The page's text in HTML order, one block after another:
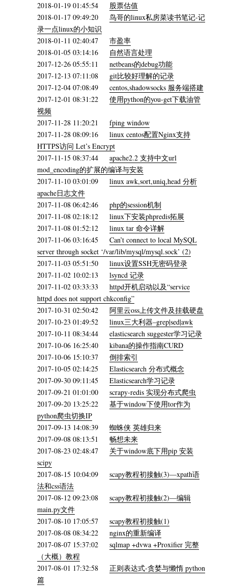
2018-01-19 01:45:54 股票估值
2018-01-17 09:49:20 鸟哥的linux私房菜读书笔记-记
录一点linux的小知识
2018-01-11 02:40:47 市盈率
2018-01-05 03:14:16
自然语言处理
2017-12-26 05:55:11 netbeans的debug功能
2017-12-13 07:11:08 git比较好理解的记录
2017-12-04 07:08:49 centos,shadowsocks 服务端搭建
2017-12-01 08:31:22 使用python的you-get下载油管
视频
2017-11-28 11:20:21 fping window
2017-11-28 08:09:16 linux centos配置Nginx支持
HTTPS访问 Let’s Encrypt
2017-11-15 08:37:44 apache2.2 支持中文url
mod_encoding的扩展的编译与安装
2017-11-10 03:01:09 linux awk,sort,uniq,head 分析
apache日志文件
2017-11-08 06:42:46 php的session机制
2017-11-08 02:18:12 linux下安装phpredis拓展
2017-11-08 01:52:12 linux tar 命令详解
2017-11-06 03:16:45 Can’t connect to local MySQL
server through socket ‘/var/lib/mysql/mysql.sock’ (2)
2017-11-03 05:51:50 linux设置SSH无密码登录
2017-11-02 10:02:13 lsyncd 记录
2017-11-02 03:33:33 httpd开机启动以及“service
httpd does not support chkconfig”
2017-10-31 02:50:42 阿里云oss上传文件及挂载硬盘
2017-10-23 01:49:52 linux三大利器–grep|sed|awk
2017-10-11 08:34:44 elasticsearch suggester学习记录
2017-10-06 16:25:40 kibana的操作指南CURD
2017-10-06 15:10:37 倒排索引
2017-10-05 02:14:25 Elasticsearch 分布式概念
2017-09-30 09:11:45 Elasticsearch学习记录
2017-09-21 01:01:00 scrapy-redis 实现分布式爬虫
2017-09-20 13:25:22 基于window下使用tor作为
python爬虫切换IP
2017-09-13 14:08:39 蜘蛛侠 英雄归来
2017-09-08 08:13:51 畅想未来
2017-08-23 02:48:47 关于window底下用pip 安装
scipy
2017-08-15 10:04:09 scapy教程初接触(3)—xpath语
法和css语法
2017-08-12 09:23:08 scapy教程初接触(2)—编辑
main.py文件
2017-08-10 17:05:57 scapy教程初接触(1)
2017-08-08 08:34:22 nginx的重新编译
2017-08-07 15:37:02 sqlmap +dvwa +Proxifier 完整
（大概）教程
2017-08-01 17:32:58 正则表达式-贪婪与懒惰 python
篇